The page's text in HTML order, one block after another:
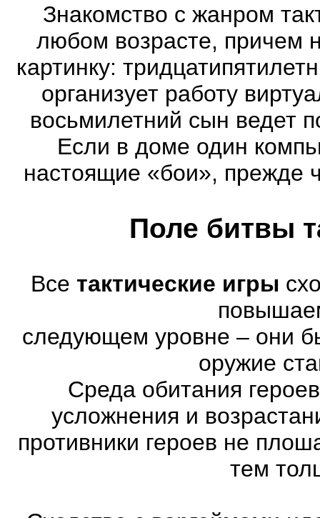
Знакомство с жанром
любом возрасте, причем
картинку:
организует работу
восьмилетний сын ведет
Если в доме один
настоящие «бои», прежде
Поле битвы
Все тактические игры
следующем уровне – они
оружие
Среда обитания
усложнения и
противники героев не
тем